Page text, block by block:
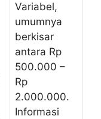
Variabel,
umumnya
berkisar
antara Rp
500.000 –
Rp
2.000.000.
Informasi